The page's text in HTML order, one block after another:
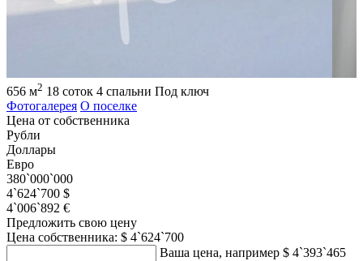
656 м2 18 соток 4 спальни Под ключ
Фотогалерея О поселке
Цена от собственника
Рубли
Доллары
Евро
380`000`000
4`624`700 $
4`006`892 €
Предложить свою цену
Цена собственника: $ 4`624`700
Ваша цена, например $ 4`393`465